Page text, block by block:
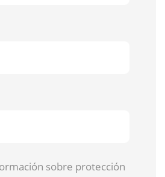
sobre protección